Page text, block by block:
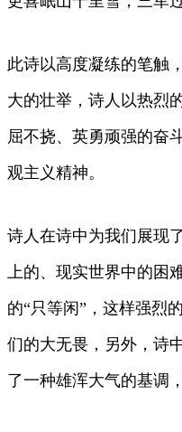
此诗以高度凝练的笔触
大的壮举，诗人以热烈
屈不挠、英勇顽强的奋
观主义精神。
诗人在诗中为我们展现
上的、现实世界中的困
的“只等闲”，这样强烈
们的大无畏，另外，诗
了一种雄浑大气的基调